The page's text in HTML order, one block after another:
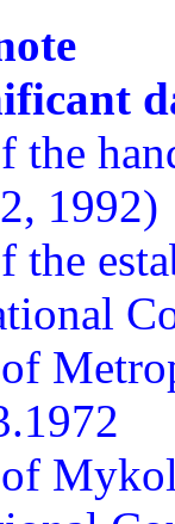
the
1992)
the